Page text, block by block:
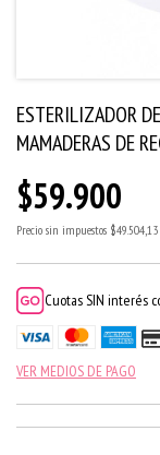
ESTERILIZADOR
MAMADERAS DE
$59.900
Precio sin impuestos $49.504,13
Cuotas SIN interés
VER MEDIOS DE PAGO